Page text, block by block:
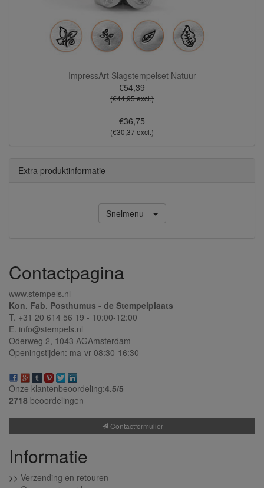
ImpressArt Slagstempelset Natuur
€54,39
(€44,95 excl.)
€36,75
(€30,37 excl.)
Extra produktinformatie
Snelmenu
Contactpagina
www.stempels.nl
Kon. Fab. Posthumus - de Stempelplaats
T. +31 20 614 56 19 - 10:00-12:00
E. info@stempels.nl
Oderweg 2, 1043 AGAmsterdam
Openingstijden: ma-vr 08:30-16:30
Onze klantenbeoordeling:4.5/5
2718 beoordelingen
Contactformulier
Informatie
>> Verzending en retouren